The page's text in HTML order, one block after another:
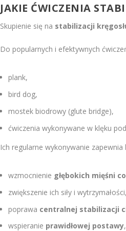
JAKIE ĆWICZENIA
Skupienie się na stabilizacji
Do popularnych i efektywnych
plank,
bird dog,
mostek biodrowy (glute bridge),
ćwiczenia wykonywane w klęku
Ich regularne wykonywanie
wzmocnienie głębokich mięśni
zwiększenie ich siły i wytrzymałości,
poprawa centralnej stabilizacji
wspieranie prawidłowej postawy,